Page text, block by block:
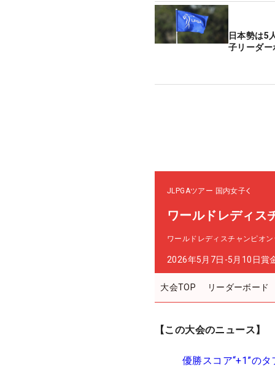
日本勢は5
子リーダー
JLPGAツアー 国内女子
ワールドレディス
ワールドレディスチャンピオ
2026年5月7日-5月10日賞
大会TOP リーダーボード
【この大会のニュース】
優勝スコア“+1”の